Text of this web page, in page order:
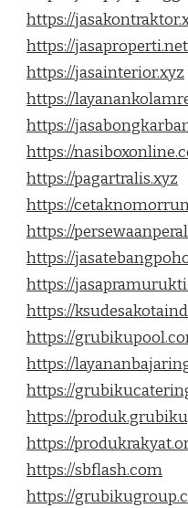
https://
https://jasaproperti.net
https://jasainterior.xyz
https://
https://
https://
https://pagartralis.xyz
https://
https://
https://
https://
https://
https://
https://
https://
https://
https://
https://sbflash.com
https://